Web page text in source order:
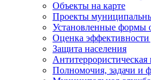
Объекты на карте
Проекты
Установленные формы
Оценка эффективности
Защита населения
Антитеррористическая
Полномочия, задачи и